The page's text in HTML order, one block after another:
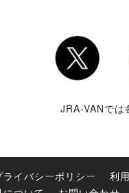
Twitter
JRA-VANでは
ライバシーポリシー 利